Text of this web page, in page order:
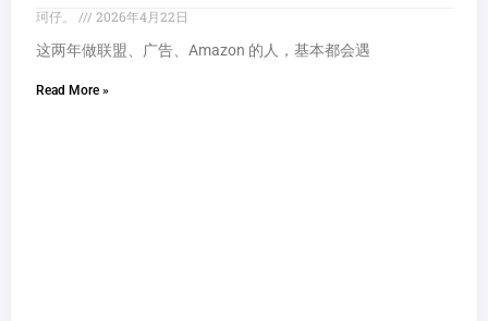
珂仔。
2026年4月22日
这两年做联盟、广告、Amazon 的人，基本都会遇
Read More »